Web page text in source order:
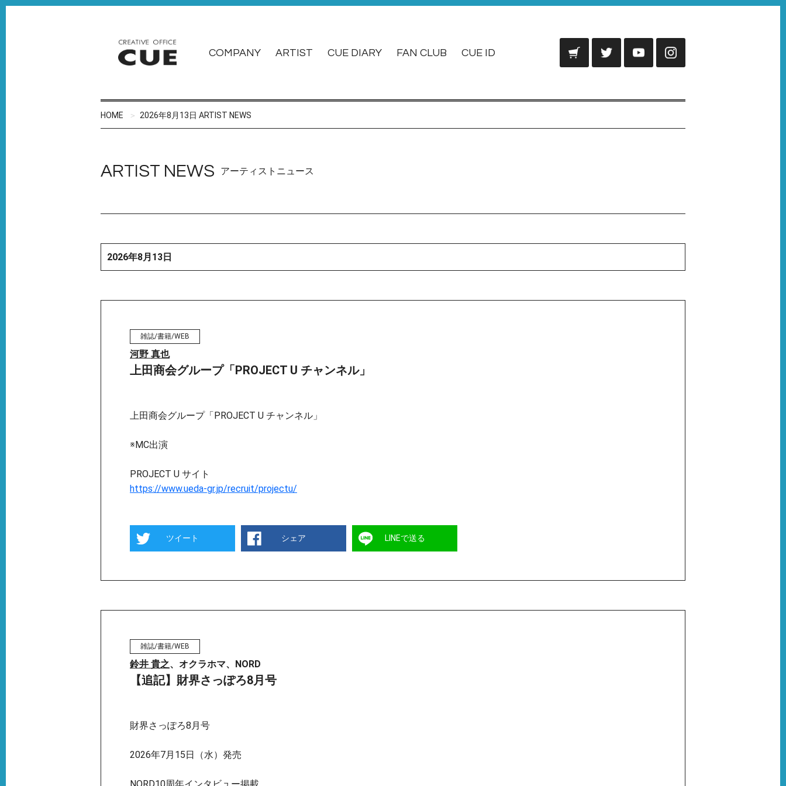
COMPANY ARTIST CUE DIARY FAN CLUB CUE ID
HOME 2026年8月13日 ARTIST NEWS
ARTIST NEWS アーティストニュース
2026年8月13日
雑誌/書籍/WEB
河野 真也
上田商会グループ「PROJECT U チャンネル」
上田商会グループ「PROJECT U チャンネル」
※MC出演
PROJECT U サイト
https://www.ueda-gr.jp/recruit/projectu/
ツイート シェア LINEで送る
雑誌/書籍/WEB
鈴井 貴之、オクラホマ、NORD
【追記】財界さっぽろ8月号
財界さっぽろ8月号
2026年7月15日（水）発売